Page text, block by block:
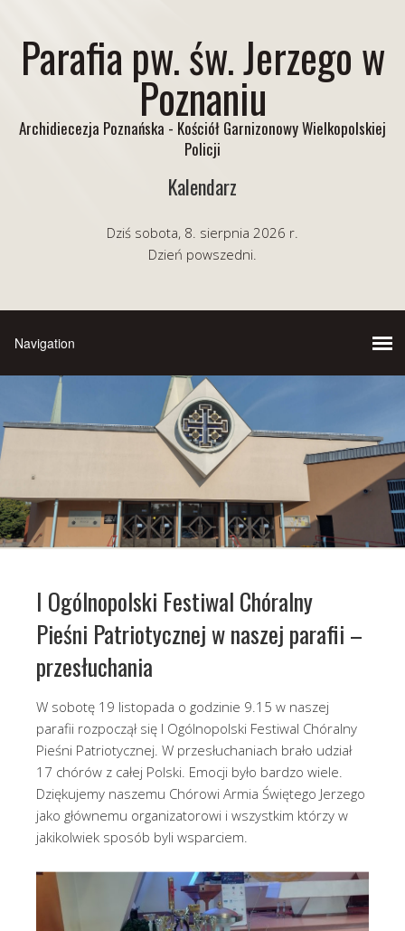
Parafia pw. św. Jerzego w
Poznaniu
Archidiecezja Poznańska - Kościół Garnizonowy Wielkopolskiej
Policji
Kalendarz
Dziś sobota, 8. sierpnia 2026 r.
Dzień powszedni.
I Ogólnopolski Festiwal Chóralny
Pieśni Patriotycznej w naszej parafii –
przesłuchania
W sobotę 19 listopada o godzinie 9.15 w naszej
parafii rozpoczął się I Ogólnopolski Festiwal Chóralny
Pieśni Patriotycznej. W przesłuchaniach brało udział
17 chórów z całej Polski. Emocji było bardzo wiele.
Dziękujemy naszemu Chórowi Armia Świętego Jerzego
jako głównemu organizatorowi i wszystkim którzy w
jakikolwiek sposób byli wsparciem.